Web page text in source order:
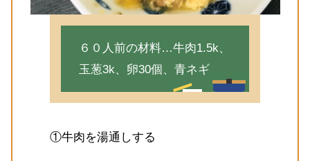
６０人前の材料…牛肉1.5k、
玉葱3k、卵30個、青ネギ
①牛肉を湯通しする